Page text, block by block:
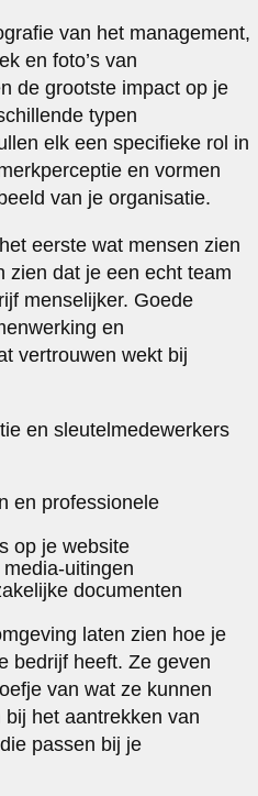
van het management,
en foto’s van
de grootste impact op je
typen
elk een specifieke rol in
en vormen
van je organisatie.
eerste wat mensen zien
zien dat je een echt team
menselijker. Goede
en
vertrouwen wekt bij
en sleutelmedewerkers
en professionele
op je website
uitingen
documenten
laten zien hoe je
bedrijf heeft. Ze geven
van wat ze kunnen
het aantrekken van
passen bij je